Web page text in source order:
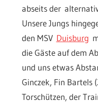
abseits der
Unsere Jungs
den MSV Duisburg
die Gäste auf dem
und uns etwas
Ginczek, Fin Bartels
Torschützen, der